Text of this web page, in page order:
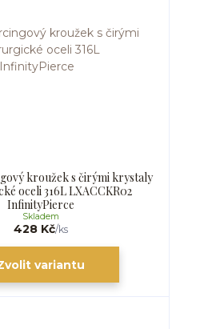
kroužek s čirými krystaly
oceli 316L LXACCKR02
InfinityPierce
428 Kč/ks
Skladem
variantu